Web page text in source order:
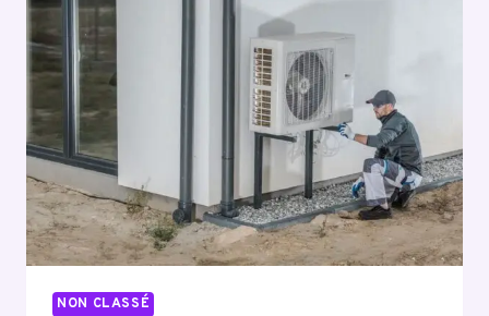
CHAUFFAGE
CONNECTÉS
NON CLASSÉ